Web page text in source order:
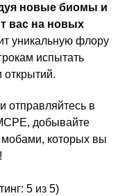
новые биомы и
вас на новых
уникальную флору
испытать
открытий.
отправляйтесь в
добывайте
мобами, которых вы
5 из 5)